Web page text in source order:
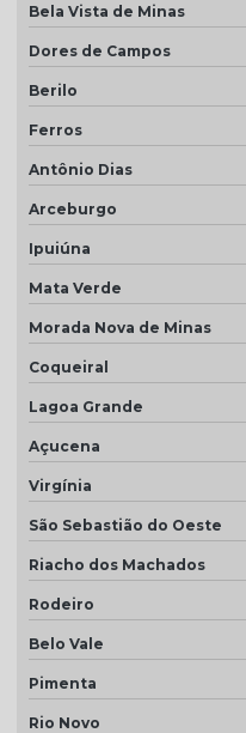
Bela Vista de Minas
Dores de Campos
Berilo
Ferros
Antônio Dias
Arceburgo
Ipuiúna
Mata Verde
Morada Nova de Minas
Coqueiral
Lagoa Grande
Açucena
Virgínia
São Sebastião do Oeste
Riacho dos Machados
Rodeiro
Belo Vale
Pimenta
Rio Novo